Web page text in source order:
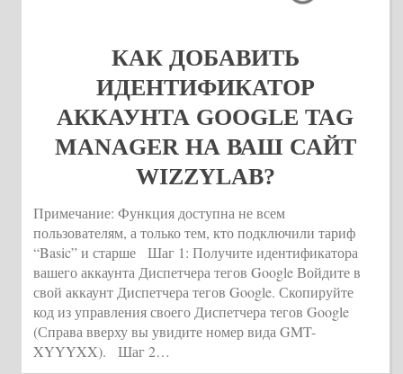
КАК ДОБАВИТЬ
ИДЕНТИФИКАТОР
АККАУНТА GOOGLE TAG
MANAGER НА ВАШ САЙТ
WIZZYLAB?
Примечание: Функция доступна не всем
пользователям, а только тем, кто подключили тариф
“Basic” и старше Шаг 1: Получите идентификатора
вашего аккаунта Диспетчера тегов Google Войдите в
свой аккаунт Диспетчера тегов Google. Скопируйте
код из управления своего Диспетчера тегов Google
(Справа вверху вы увидите номер вида GMT-
XYYYXX). Шаг 2…